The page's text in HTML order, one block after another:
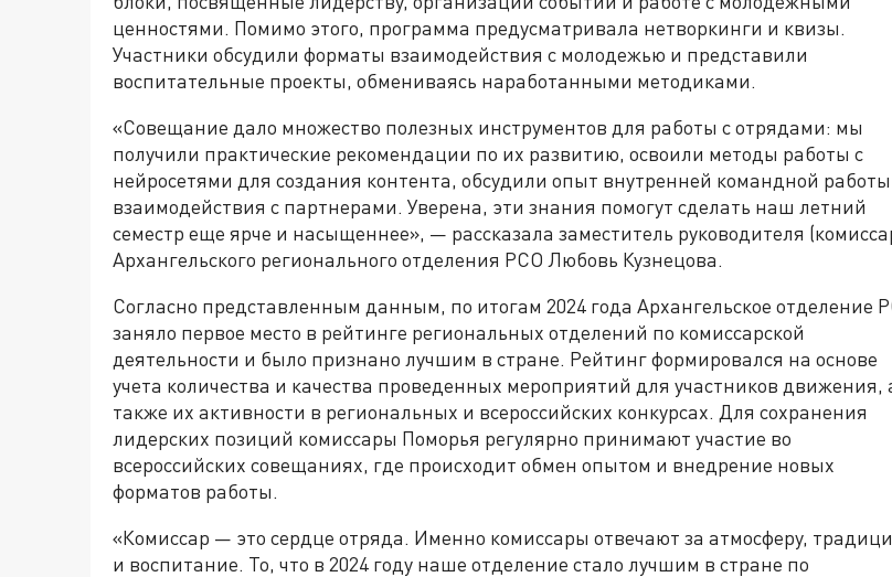
ценностями. Помимо этого, программа предусматривала нетворкинги и квизы.
Участники обсудили форматы взаимодействия с молодежью и представили
воспитательные проекты, обмениваясь наработанными методиками.
«Совещание дало множество полезных инструментов для работы с отрядами: мы
получили практические рекомендации по их развитию, освоили методы работы с
нейросетями для создания контента, обсудили опыт внутренней командной
взаимодействия с партнерами. Уверена, эти знания помогут сделать наш летний
семестр еще ярче и насыщеннее», — рассказала заместитель руководителя
Архангельского регионального отделения РСО Любовь Кузнецова.
Согласно представленным данным, по итогам 2024 года Архангельское отделение
заняло первое место в рейтинге региональных отделений по комиссарской
деятельности и было признано лучшим в стране. Рейтинг формировался на основе
учета количества и качества проведенных мероприятий для участников движения,
также их активности в региональных и всероссийских конкурсах. Для сохранения
лидерских позиций комиссары Поморья регулярно принимают участие во
всероссийских совещаниях, где происходит обмен опытом и внедрение новых
форматов работы.
«Комиссар — это сердце отряда. Именно комиссары отвечают за атмосферу,
и воспитание. То, что в 2024 году наше отделение стало лучшим в стране по